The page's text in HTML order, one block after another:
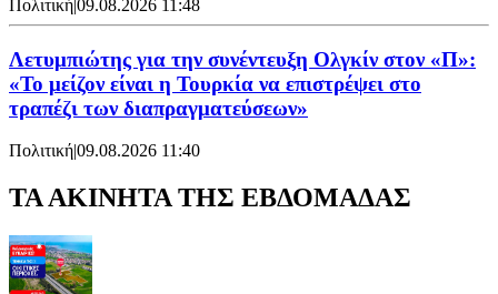
Πολιτική|09.08.2026 11:48
Λετυμπιώτης για την συνέντευξη Ολγκίν στον «Π»:
«Το μείζον είναι η Τουρκία να επιστρέψει στο
τραπέζι των διαπραγματεύσεων»
Πολιτική|09.08.2026 11:40
ΤΑ ΑΚΙΝΗΤΑ ΤΗΣ ΕΒΔΟΜΑΔΑΣ